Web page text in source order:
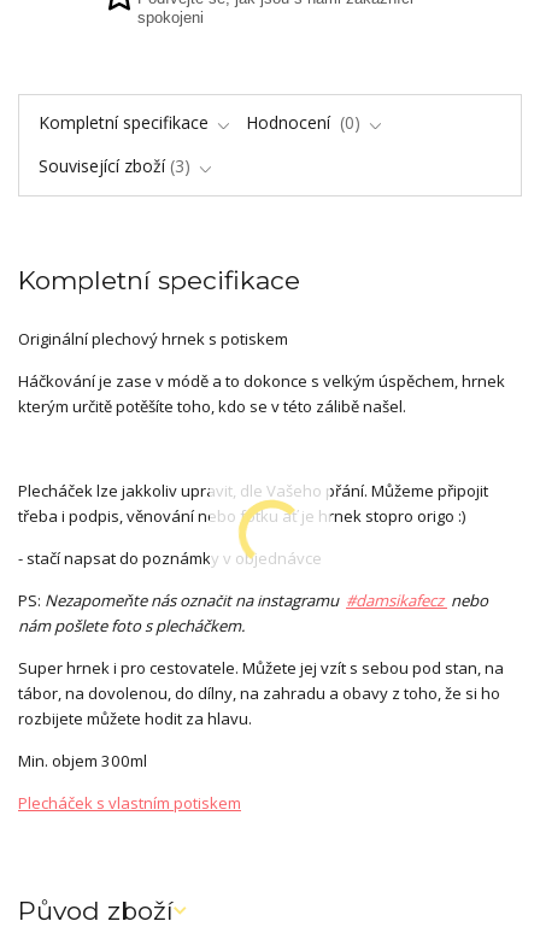
spokojeni
Kompletní specifikace Hodnocení
0
Související zboží 3
Kompletní specifikace
Originální plechový hrnek s potiskem
Háčkování je zase v módě a to dokonce s velkým úspěchem, hrnek
kterým určitě potěšíte toho, kdo se v této zálibě našel.
Plecháček lze jakkoliv upravit, dle Vašeho přání. Můžeme připojit
třeba i podpis, věnování nebo fotku ať je hrnek stopro origo :)
- stačí napsat do poznámky v objednávce
PS: Nezapomeňte nás označit na instagramu #damsikafecz nebo
nám pošlete foto s plecháčkem.
Super hrnek i pro cestovatele. Můžete jej vzít s sebou pod stan, na
tábor, na dovolenou, do dílny, na zahradu a obavy z toho, že si ho
rozbijete můžete hodit za hlavu.
Min. objem 300ml
Plecháček s vlastním potiskem
Původ zboží